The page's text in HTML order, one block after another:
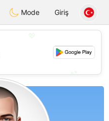
Space
Mode Giriş